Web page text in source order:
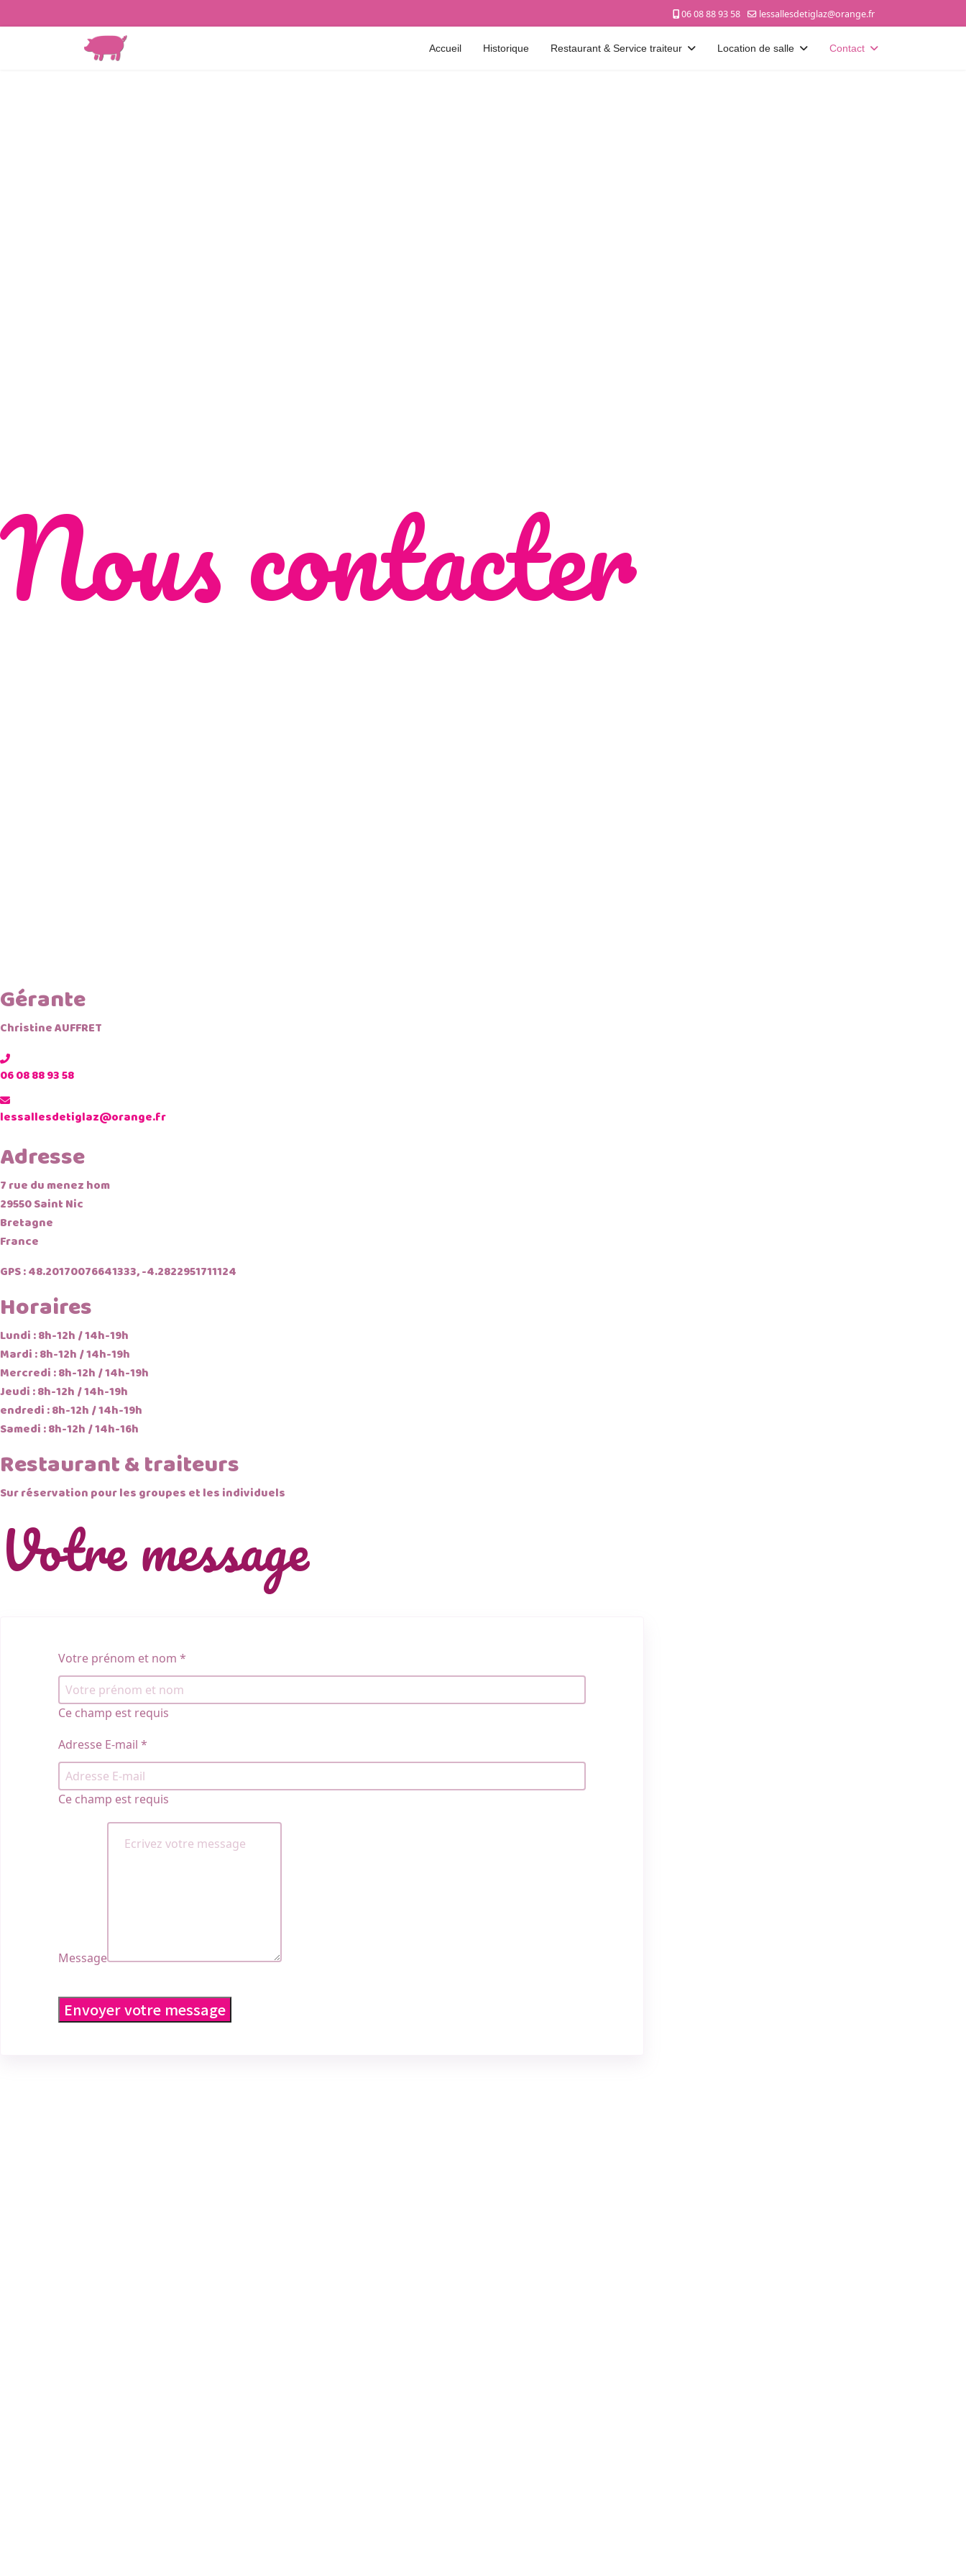
06 08 88 93 58 lessallesdetiglaz@orange.fr
Accueil Historique Restaurant & Service traiteur Location de salle Contact
Nous contacter
Gérante
Christine AUFFRET
06 08 88 93 58
lessallesdetiglaz@orange.fr
Adresse
7 rue du menez hom
29550 Saint Nic
Bretagne
France
GPS : 48.20170076641333, -4.2822951711124
Horaires
Lundi : 8h-12h / 14h-19h
Mardi : 8h-12h / 14h-19h
Mercredi : 8h-12h / 14h-19h
Jeudi : 8h-12h / 14h-19h
endredi : 8h-12h / 14h-19h
Samedi : 8h-12h / 14h-16h
Restaurant & traiteurs
Sur réservation pour les groupes et les individuels
Votre message
Votre prénom et nom *
Ce champ est requis
Adresse E-mail *
Ce champ est requis
Message
Envoyer votre message